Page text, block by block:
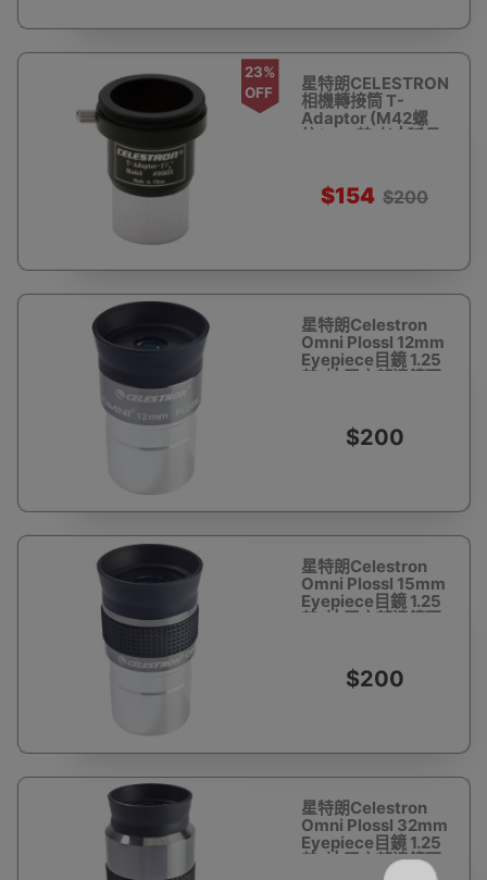
23%
OFF
星特朗CELESTRON
相機轉接筒 T-
Adaptor (M42螺
紋/1.25英寸) | 延長
$154 $200
星特朗Celestron
Omni Plossl 12mm
Eyepiece目鏡 1.25
英寸| 天文望遠鏡配
$200
星特朗Celestron
Omni Plossl 15mm
Eyepiece目鏡 1.25
英寸| 天文望遠鏡配
$200
星特朗Celestron
Omni Plossl 32mm
Eyepiece目鏡 1.25
英寸| 天文望遠鏡配